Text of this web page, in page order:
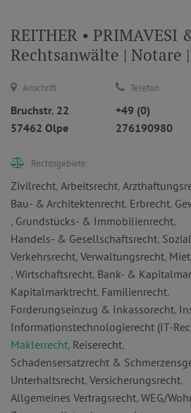
REITHER • PRIMAVESI
Rechtsanwälte | Notare
Anschrift:
Bruchstr. 22
57462 Olpe
Telefon:
+49 (0)
276190980
Rechtsgebiete:
Zivilrecht, Arbeitsrecht,
Bau- & Architektenrecht, Erbrecht,
, Grundstücks- & Immobilienrecht,
Handels- & Gesellschaftsrecht,
Verkehrsrecht, Verwaltungsrecht,
, Wirtschaftsrecht, Bank- &
Kapitalmarktrecht, Familienrecht,
Forderungseinzug & Inkassorecht,
Informationstechnologierecht (IT-
Maklerrecht, Reiserecht,
Schadensersatzrecht &
Unterhaltsrecht, Versicherungsrecht,
Allgemeines Vertragsrecht, WEG/